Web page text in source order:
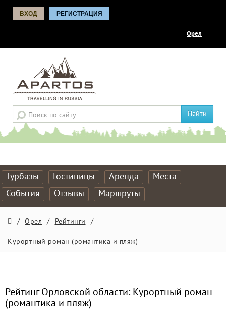
ВХОД РЕГИСТРАЦИЯ
Орел
Найти
Турбазы Гостиницы Аренда
Места
События
Отзывы Маршруты
/ Орел / Рейтинги /
Курортный роман (романтика и пляж)
Рейтинг Орловской области: Курортный роман
(романтика и пляж)